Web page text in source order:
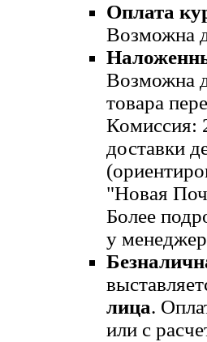
Оплата
Возможна
Возможна
товара
Комиссия:
доставки
"Новая
Более
у
лица.
или с